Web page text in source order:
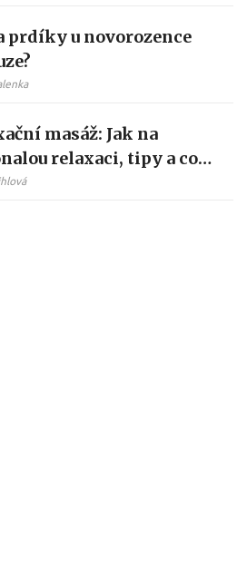
prdíky u novorozence
masáž: Jak na
relaxaci, tipy a co